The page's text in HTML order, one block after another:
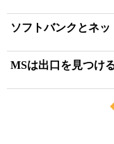
ソフトバンクとネ
MSは出口を見つけ